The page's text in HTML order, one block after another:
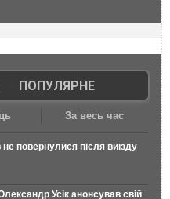
| ПОПУЛЯРНЕ
За весь час
повернулися після виїзду
Усік анонсував свій